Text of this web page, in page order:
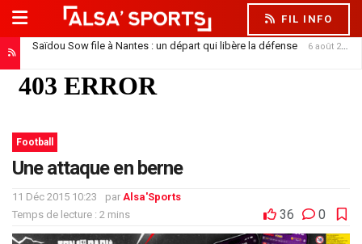
FIL INFO
Saïdou Sow file à Nantes : un départ qui libère la défense 6 août 2026
Football
Une attaque en berne
11 Déc 2015 10:23 par Alsa'Sports
Temps de lecture : 2 mins
36 0